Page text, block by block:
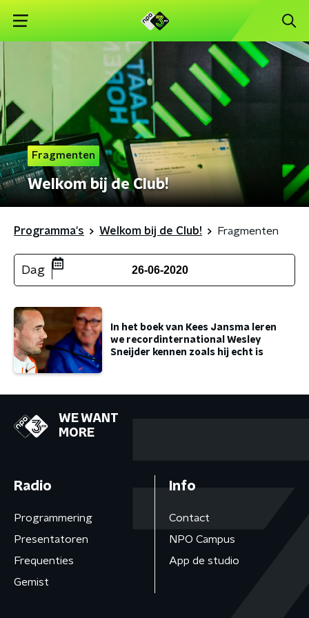
Fragmenten
Welkom bij de Club!
Programma's Welkom bij de Club! Fragmenten
Dag 26-06-2020
In het boek van Kees Jansma leren
we recordinternational Wesley
Sneijder kennen zoals hij echt is
WE WANT
MORE
Radio
Programmering
Presentatoren
Frequenties
Gemist
Info
Contact
NPO Campus
App de studio